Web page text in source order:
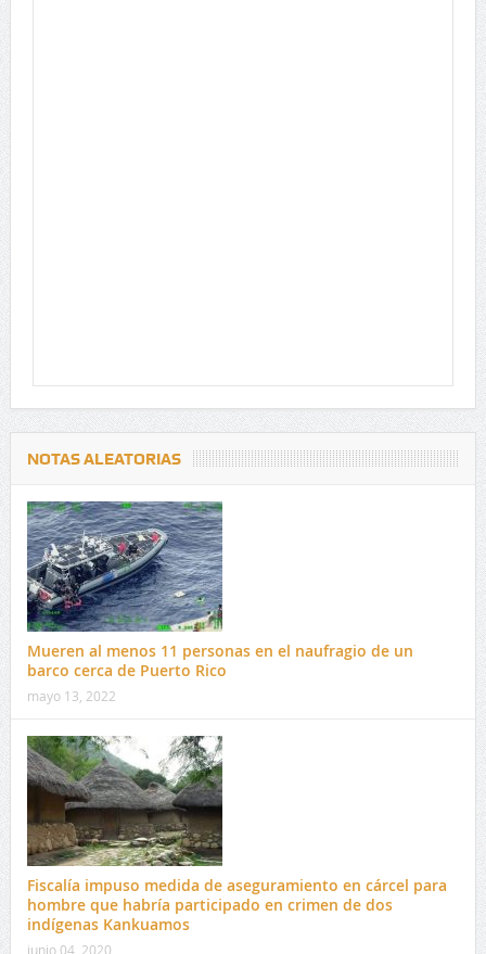
NOTAS ALEATORIAS
Mueren al menos 11 personas en el naufragio de un
barco cerca de Puerto Rico
mayo 13, 2022
Fiscalía impuso medida de aseguramiento en cárcel para
hombre que habría participado en crimen de dos
indígenas Kankuamos
junio 04, 2020